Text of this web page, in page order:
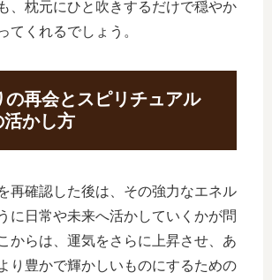
、枕元にひと吹きするだけで穏やか
てくれるでしょう。
の再会とスピリチュアル
かし方
再確認した後は、その強力なエネル
に日常や未来へ活かしていくかが問
からは、運気をさらに上昇させ、あ
り豊かで輝かしいものにするための